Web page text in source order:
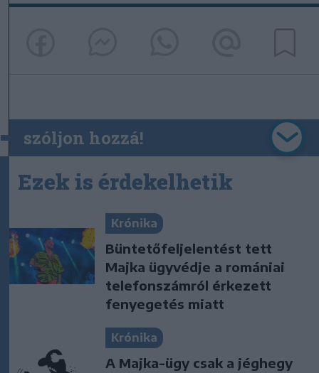
szóljon hozzá!
Ezek is érdekelhetik
Krónika
Büntetőfeljelentést tett
Majka ügyvédje a romániai
telefonszámról érkezett
fenyegetés miatt
Krónika
A Majka-ügy csak a jéghegy